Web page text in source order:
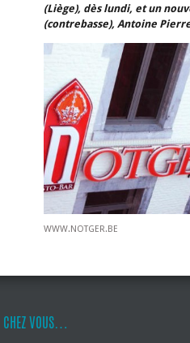
(Liège), dès lundi, et un
(contrebasse), Antoine
WWW.NOTGER.BE
CHEZ VOUS…